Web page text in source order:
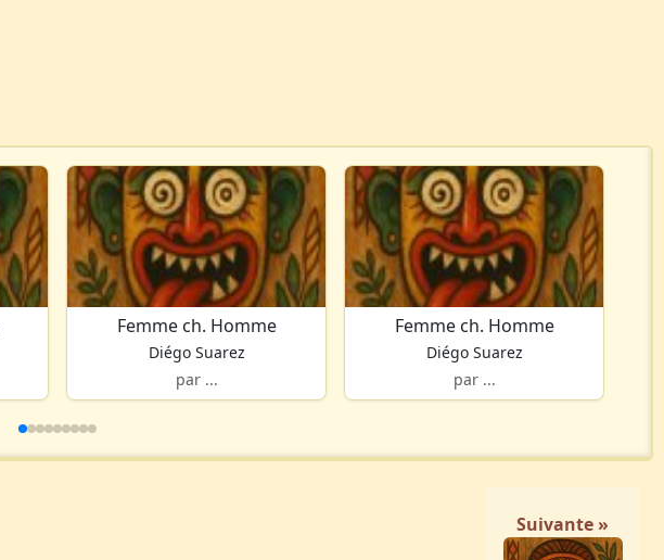
Femme ch. Homme
Diégo Suarez
par ...
Femme ch. Homme
Diégo Suarez
par ...
Suivante »